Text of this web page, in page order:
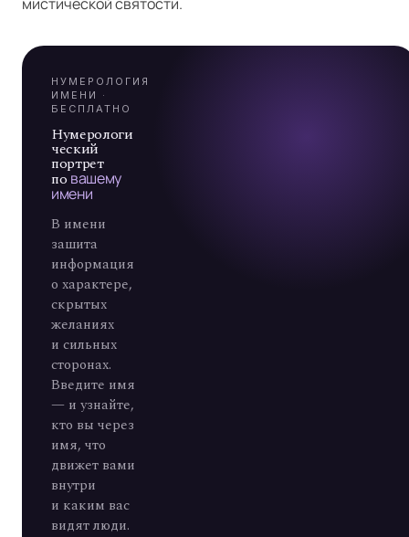
А
7
НУМЕРОЛОГИЯ
ИМЕНИ ·
БЕСПЛАТНО
Нумерологи
ческий
портрет
по вашему
имени
В имени
зашита
информация
о характере,
скрытых
желаниях
и сильных
сторонах.
Введите имя
— и узнайте,
кто вы через
имя, что
движет вами
внутри
и каким вас
видят люди.